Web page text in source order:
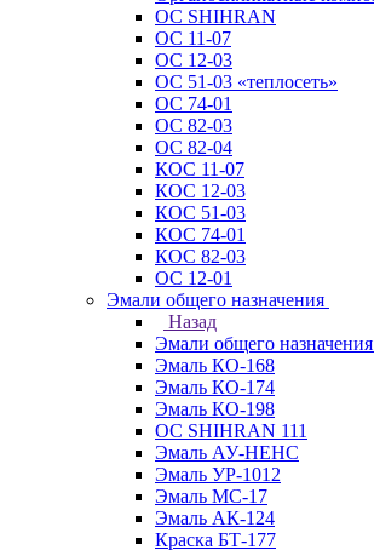
ОС SHIHRAN
ОС 11-07
ОС 12-03
ОС 51-03 «теплосеть»
ОС 74-01
ОС 82-03
ОС 82-04
КОС 11-07
КОС 12-03
КОС 51-03
КОС 74-01
КОС 82-03
ОС 12-01
Эмали общего назначения
Назад
Эмали общего назначения
Эмаль КО-168
Эмаль КО-174
Эмаль КО-198
ОС SHIHRAN 111
Эмаль АУ-НЕНС
Эмаль УР-1012
Эмаль МС-17
Эмаль АК-124
Краска БТ-177